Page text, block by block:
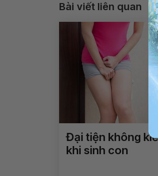
Bài viết liên quan
Đại tiện không
khi sinh con